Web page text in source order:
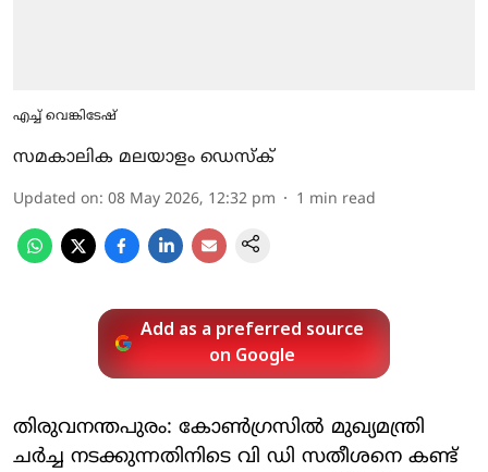
എച്ച് വെങ്കിടേഷ്
സമകാലിക മലയാളം ഡെസ്ക്
Updated on: 08 May 2026, 12:32 pm 1 min read
Add as a preferred source
on Google
തിരുവനന്തപുരം: കോണ്‍ഗ്രസില്‍ മുഖ്യമന്ത്രി
ചര്‍ച്ച നടക്കുന്നതിനിടെ വി ഡി സതീശനെ കണ്ട്